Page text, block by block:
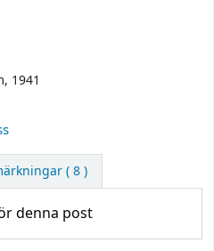
1941
( 8 )
denna post